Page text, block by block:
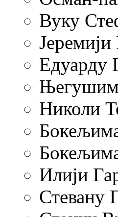
Вуку
Едуарду
Николи
Илији
Стевану